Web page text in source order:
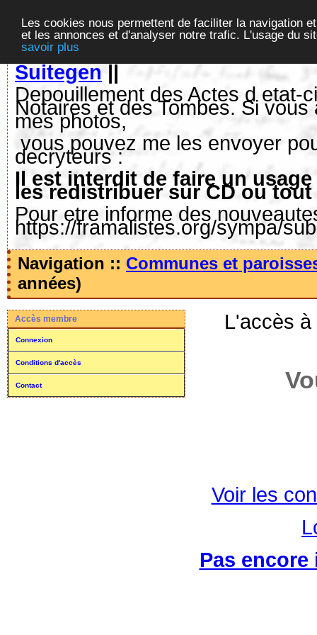
Les cookies nous permettent de faciliter la navigation
et les annonces et d'analyser notre trafic. L'usage du
savoir plus
Suitegen||
Depouillement des Actes d etat-
Notaires et des Tombes. Si
mes photos,
vous pouvez me les envoyer
decryteurs :
Il est interdit de faire un
les redistribuer sur CD ou
Pour etre informe des
https://framalistes.org/sympa/
Navigation :: Communes et
années)
Accès membre
Connexion
Conditions d'accès
Contact
L'accès
Voir les
Pas